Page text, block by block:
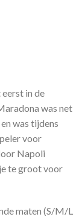
in de
was net
was tijdens
voor
Napoli
te groot voor
maten (S/M/L